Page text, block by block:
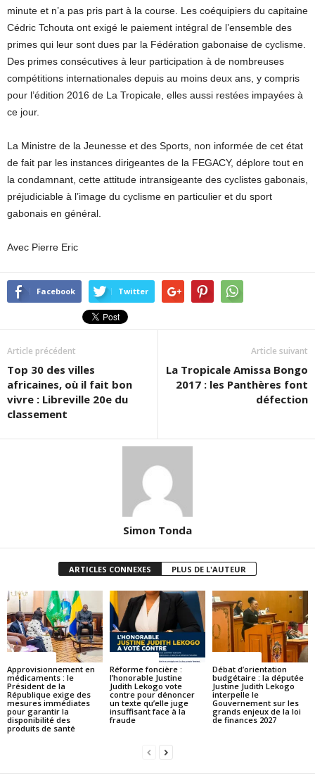
minute et n’a pas pris part à la course. Les coéquipiers du capitaine
Cédric Tchouta ont exigé le paiement intégral de l’ensemble des
primes qui leur sont dues par la Fédération gabonaise de cyclisme.
Des primes consécutives à leur participation à de nombreuses
compétitions internationales depuis au moins deux ans, y compris
pour l’édition 2016 de La Tropicale, elles aussi restées impayées à
ce jour.
La Ministre de la Jeunesse et des Sports, non informée de cet état
de fait par les instances dirigeantes de la FEGACY, déplore tout en
la condamnant, cette attitude intransigeante des cyclistes gabonais,
préjudiciable à l’image du cyclisme en particulier et du sport
gabonais en général.
Avec Pierre Eric
Facebook Twitter
Article précédent
Top 30 des villes
africaines, où il fait bon
vivre : Libreville 20e du
classement
Article suivant
La Tropicale Amissa Bongo
2017 : les Panthères font
défection
Simon Tonda
ARTICLES CONNEXES PLUS DE L'AUTEUR
Approvisionnement en
médicaments : le
Président de la
République exige des
mesures immédiates
pour garantir la
disponibilité des
produits de santé
Réforme foncière :
l’honorable Justine
Judith Lekogo vote
contre pour dénoncer
un texte qu’elle juge
insuffisant face à la
fraude
Débat d’orientation
budgétaire : la députée
Justine Judith Lekogo
interpelle le
Gouvernement sur les
grands enjeux de la loi
de finances 2027